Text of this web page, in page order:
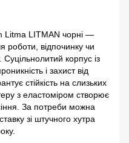
Litma LITMAN чорні —
роботи, відпочинку чи
корпус із
і захист від
стійкість на слизьких
з еластоміром створює
За потреби можна
зі штучного хутра